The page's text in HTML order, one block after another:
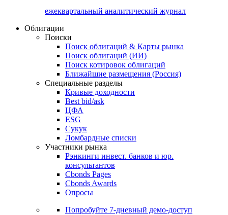
Cbonds Review
ежеквартальный аналитический журнал
Облигации
Поиски
Поиск облигаций & Карты рынка
Поиск облигаций (ИИ)
Поиск котировок облигаций
Ближайшие размещения (Россия)
Специальные разделы
Кривые доходности
Best bid/ask
ЦФА
ESG
Сукук
Ломбардные списки
Участники рынка
Рэнкинги инвест. банков и юр.
Cbonds Pages